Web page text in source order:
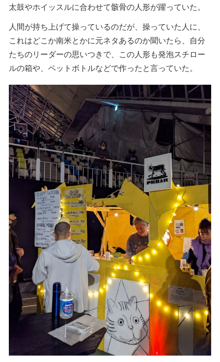
太鼓やホイッスルに合わせて骸骨の人形が躍っていた。
人間が持ち上げて操っているのだが、操っていた人に、
これはどこか南米とかに元ネタあるのか聞いたら、自分
たちのリーダーの思いつきで、この人形も発泡スチロー
ルの箱や、ペットボトルなどで作ったと言っていた。